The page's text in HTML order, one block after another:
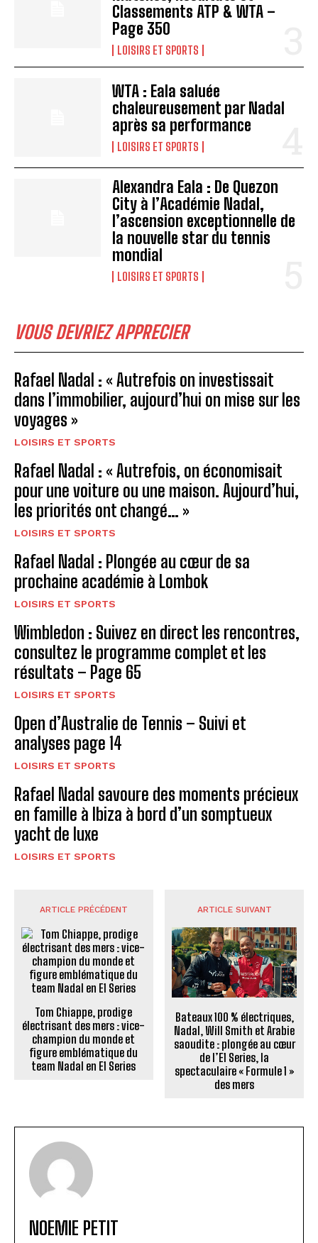
Classements ATP & WTA –
Page 350
LOISIRS ET SPORTS
WTA : Eala saluée
chaleureusement par Nadal
après sa performance
LOISIRS ET SPORTS
Alexandra Eala : De Quezon
City à l’Académie Nadal,
l’ascension exceptionnelle de
la nouvelle star du tennis
mondial
LOISIRS ET SPORTS
VOUS DEVRIEZ APPRECIER
Rafael Nadal : « Autrefois on investissait
dans l’immobilier, aujourd’hui on mise sur les
voyages »
LOISIRS ET SPORTS
Rafael Nadal : « Autrefois, on économisait
pour une voiture ou une maison. Aujourd’hui,
les priorités ont changé… »
LOISIRS ET SPORTS
Rafael Nadal : Plongée au cœur de sa
prochaine académie à Lombok
LOISIRS ET SPORTS
Wimbledon : Suivez en direct les rencontres,
consultez le programme complet et les
résultats – Page 65
LOISIRS ET SPORTS
Open d’Australie de Tennis – Suivi et
analyses page 14
LOISIRS ET SPORTS
Rafael Nadal savoure des moments précieux
en famille à Ibiza à bord d’un somptueux
yacht de luxe
LOISIRS ET SPORTS
ARTICLE PRÉCÉDENT
Tom Chiappe, prodige
électrisant des mers : vice-
champion du monde et
figure emblématique du
team Nadal en E1 Series
ARTICLE SUIVANT
Bateaux 100 % électriques,
Nadal, Will Smith et Arabie
saoudite : plongée au cœur
de l’E1 Series, la
spectaculaire « Formule 1 »
des mers
NOEMIE PETIT